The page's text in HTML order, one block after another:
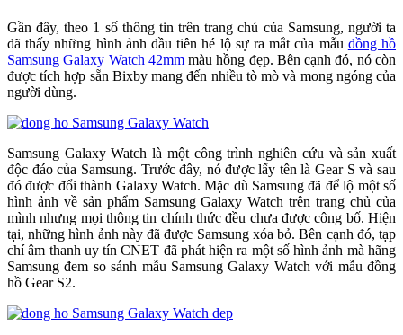
Gần đây, theo 1 số thông tin trên trang chủ của Samsung, người ta
đã thấy những hình ảnh đầu tiên hé lộ sự ra mắt của mẫu đồng hồ
Samsung Galaxy Watch 42mmmàu hồng đẹp. Bên cạnh đó, nó còn
được tích hợp sẵn Bixby mang đến nhiều tò mò và mong ngóng của
người dùng.
Samsung Galaxy Watch là một công trình nghiên cứu và sản xuất
độc đáo của Samsung. Trước đây, nó được lấy tên là Gear S và sau
đó được đổi thành Galaxy Watch. Mặc dù Samsung đã để lộ một số
hình ảnh về sản phẩm Samsung Galaxy Watch trên trang chủ của
mình nhưng mọi thông tin chính thức đều chưa được công bố. Hiện
tại, những hình ảnh này đã được Samsung xóa bỏ. Bên cạnh đó, tạp
chí âm thanh uy tín CNET đã phát hiện ra một số hình ảnh mà hãng
Samsung đem so sánh mẫu Samsung Galaxy Watch với mẫu đồng
hồ Gear S2.